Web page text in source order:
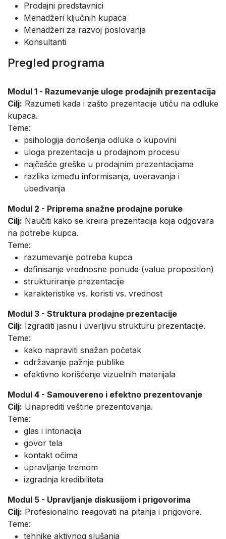
Prodajni predstavnici
Menadžeri ključnih kupaca
Menadžeri za razvoj poslovanja
Konsultanti
Pregled programa
Modul 1 - Razumevanje uloge prodajnih prezentacija
Cilj: Razumeti kada i zašto prezentacije utiču na odluke
kupaca.
Teme:
psihologija donošenja odluka o kupovini
uloga prezentacija u prodajnom procesu
najčešće greške u prodajnim prezentacijama
razlika između informisanja, uveravanja i
ubeđivanja
Modul 2 - Priprema snažne prodajne poruke
Cilj: Naučiti kako se kreira prezentacija koja odgovara
na potrebe kupca.
Teme:
razumevanje potreba kupca
definisanje vrednosne ponude (value proposition)
strukturiranje prezentacije
karakteristike vs. koristi vs. vrednost
Modul 3 - Struktura prodajne prezentacije
Cilj: Izgraditi jasnu i uverljivu strukturu prezentacije.
Teme:
kako napraviti snažan početak
održavanje pažnje publike
efektivno korišćenje vizuelnih materijala
Modul 4 - Samouvereno i efektno prezentovanje
Cilj: Unaprediti veštine prezentovanja.
Teme:
glas i intonacija
govor tela
kontakt očima
upravljanje tremom
izgradnja kredibiliteta
Modul 5 - Upravljanje diskusijom i prigovorima
Cilj: Profesionalno reagovati na pitanja i prigovore.
Teme:
tehnike aktivnog slušanja